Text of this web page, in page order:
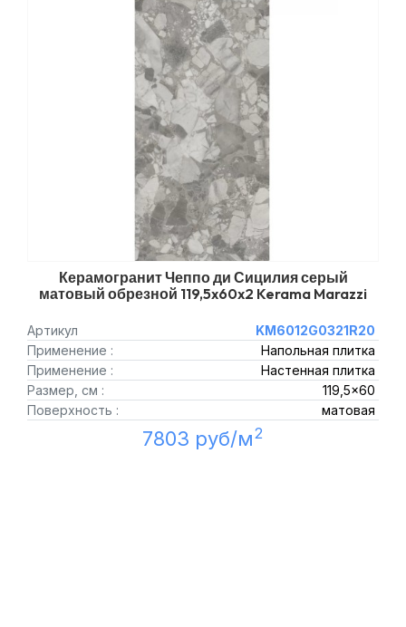
Керамогранит Чеппо ди Сицилия серый
матовый обрезной 119,5x60x2 Kerama Marazzi
Артикул
KM6012G0321R20
Применение :
Напольная плитка
Применение :
Настенная плитка
Размер, см :
119,5x60
Поверхность :
матовая
7803 руб/м2